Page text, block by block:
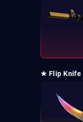
★ Flip Knife